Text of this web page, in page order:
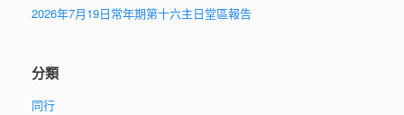
2026年7月19日常年期第十六主日堂區報告
分類
同行